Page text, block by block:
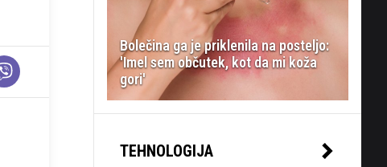
Bolečina ga je priklenila na posteljo:
'Imel sem občutek, kot da mi koža
gori'
TEHNOLOGIJA